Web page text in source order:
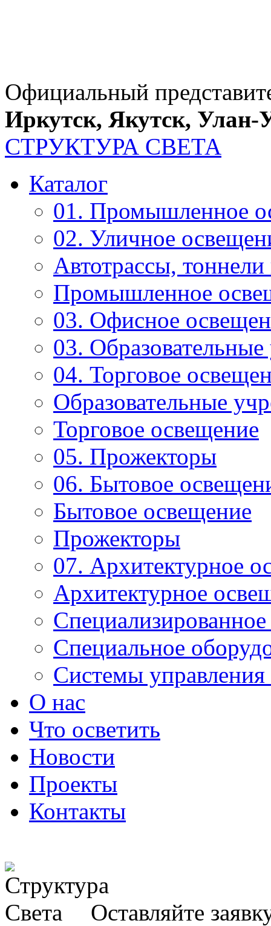
Официальный
Иркутск, Якутск, Улан-
СТРУКТУРА СВЕТА
Каталог
01. Промышленное
02. Уличное
Автотрассы,
Промышленное
03. Офисное
03.
04. Торговое
Образовательные
Торговое освещение
05. Прожекторы
06. Бытовое
Бытовое освещение
Прожекторы
07. Архитектурное
Архитектурное
Специальное
Системы управления
О нас
Что осветить
Новости
Проекты
Контакты
Оставляйте